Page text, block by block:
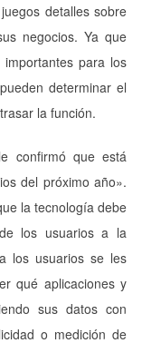
detalles sobre
negocios. Ya que
para los
determinar el
la función.
confirmó que está
del próximo año».
la tecnología debe
los usuarios a la
los usuarios se les
qué aplicaciones y
sus datos con
o medición de